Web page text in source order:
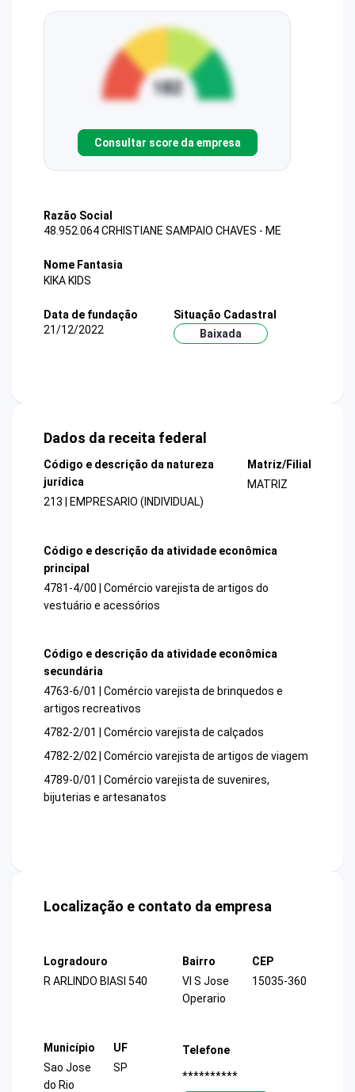
Consultar score da empresa
Razão Social
48.952.064 CRHISTIANE SAMPAIO CHAVES - ME
Nome Fantasia
KIKA KIDS
Data de fundação
21/12/2022
Situação Cadastral
Baixada
Dados da receita federal
Código e descrição da natureza
jurídica
213 | EMPRESARIO (INDIVIDUAL)
Matriz/Filial
MATRIZ
Código e descrição da atividade econômica
principal
4781-4/00 | Comércio varejista de artigos do
vestuário e acessórios
Código e descrição da atividade econômica
secundária
4763-6/01 | Comércio varejista de brinquedos e
artigos recreativos
4782-2/01 | Comércio varejista de calçados
4782-2/02 | Comércio varejista de artigos de viagem
4789-0/01 | Comércio varejista de suvenires,
bijuterias e artesanatos
Localização e contato da empresa
Logradouro
R ARLINDO BIASI 540
Bairro
Vl S Jose
Operario
CEP
15035-360
Município
Sao Jose
do Rio
UF
SP
Telefone
**********